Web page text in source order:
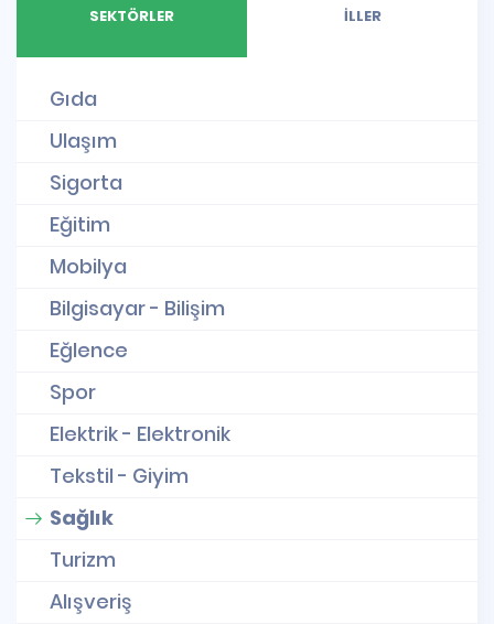
SEKTÖRLER İLLER
Gıda
Ulaşım
Sigorta
Eğitim
Mobilya
Bilgisayar - Bilişim
Eğlence
Spor
Elektrik - Elektronik
Tekstil - Giyim
Sağlık
Turizm
Alışveriş